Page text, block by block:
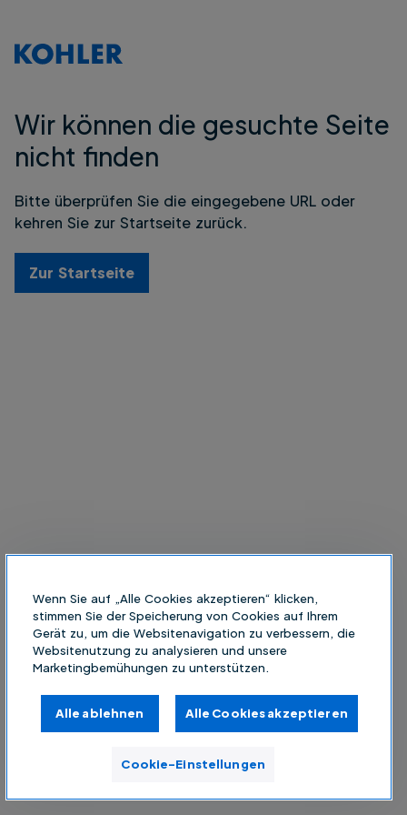
Wir können die gesuchte Seite
nicht finden
Bitte überprüfen Sie die eingegebene URL oder
kehren Sie zur Startseite zurück.
Zur Startseite
Wenn Sie auf „Alle Cookies akzeptieren“ klicken,
stimmen Sie der Speicherung von Cookies auf Ihrem
Gerät zu, um die Websitenavigation zu verbessern, die
Websitenutzung zu analysieren und unsere
Marketingbemühungen zu unterstützen.
Alle ablehnen Alle Cookies akzeptieren
Cookie-Einstellungen